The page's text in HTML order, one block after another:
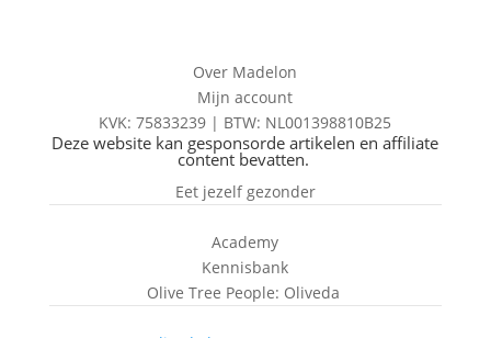
Over Madelon
Mijn account
KVK: 75833239 | BTW: NL001398810B25
Deze website kan gesponsorde artikelen en affiliate
content bevatten.
Eet jezelf gezonder
Academy
Kennisbank
Olive Tree People: Oliveda